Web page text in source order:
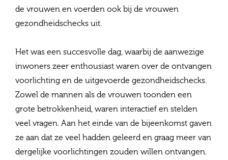
de vrouwen en voerden ook bij de vrouwen
gezondheidschecks uit.
Het was een succesvolle dag, waarbij de aanwezige
inwoners zeer enthousiast waren over de ontvangen
voorlichting en de uitgevoerde gezondheidschecks.
Zowel de mannen als de vrouwen toonden een
grote betrokkenheid, waren interactief en stelden
veel vragen. Aan het einde van de bijeenkomst gaven
ze aan dat ze veel hadden geleerd en graag meer van
dergelijke voorlichtingen zouden willen ontvangen.